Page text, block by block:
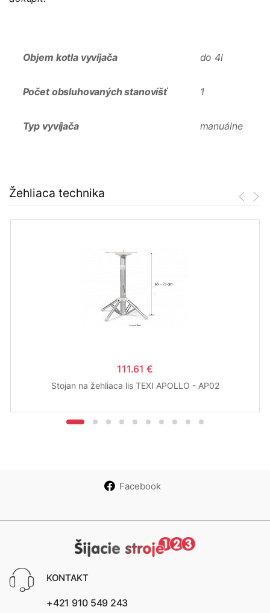
Objem kotla vyvíjača do 4l
Počet obsluhovaných stanovíšť 1
Typ vyvíjača manuálne
Žehliaca technika
111.61 €
Stojan na žehliaca lis TEXI APOLLO - AP02
Facebook
KONTAKT
+421 910 549 243